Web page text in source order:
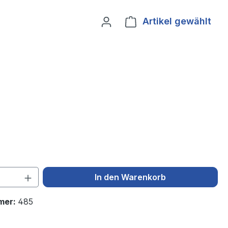
Artikel gewählt
Anzahl: Gib den gewünschten Wert
In den Warenkorb
485